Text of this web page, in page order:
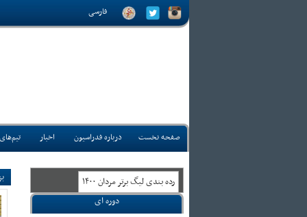
فارسی
صفحه نخست درباره فدراسیون اخبار
رده بندی ليگ برتر مردان ۱۴۰۰
دوره ای